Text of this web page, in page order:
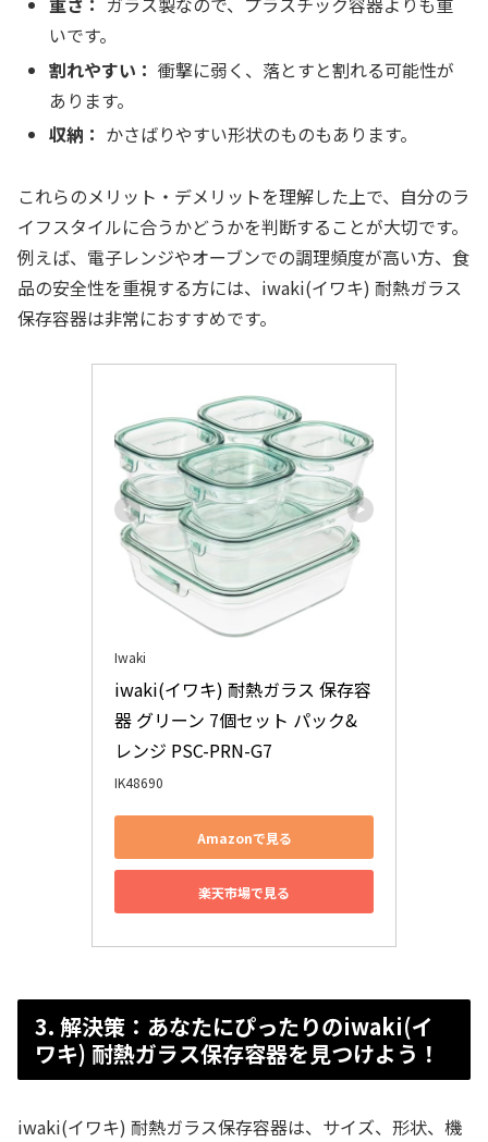
いです。
割れやすい： 衝撃に弱く、落とすと割れる可能性が
あります。
収納： かさばりやすい形状のものもあります。
これらのメリット・デメリットを理解した上で、自分のラ
イフスタイルに合うかどうかを判断することが大切です。
例えば、電子レンジやオーブンでの調理頻度が高い方、食
品の安全性を重視する方には、iwaki(イワキ) 耐熱ガラス
保存容器は非常におすすめです。
Iwaki
iwaki(イワキ) 耐熱ガラス 保存容
器 グリーン 7個セット パック&
レンジ PSC-PRN-G7
IK48690
Amazonで見る
楽天市場で見る
3. 解決策：あなたにぴったりのiwaki(イ
ワキ) 耐熱ガラス保存容器を見つけよう！
iwaki(イワキ) 耐熱ガラス保存容器は、サイズ、形状、機